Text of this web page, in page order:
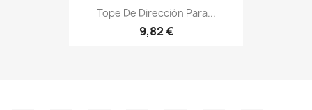
Tope De Dirección Para...
9,82 €